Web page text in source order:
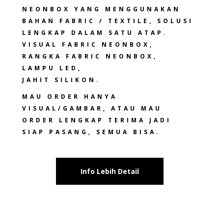
NEONBOX YANG MENGGUNAKAN
BAHAN FABRIC / TEXTILE, SOLUSI
LENGKAP DALAM SATU ATAP.
VISUAL FABRIC NEONBOX,
RANGKA FABRIC NEONBOX,
LAMPU LED,
JAHIT SILIKON.
MAU ORDER HANYA
VISUAL/GAMBAR, ATAU MAU
ORDER LENGKAP TERIMA JADI
SIAP PASANG, SEMUA BISA.
Info Lebih Detail